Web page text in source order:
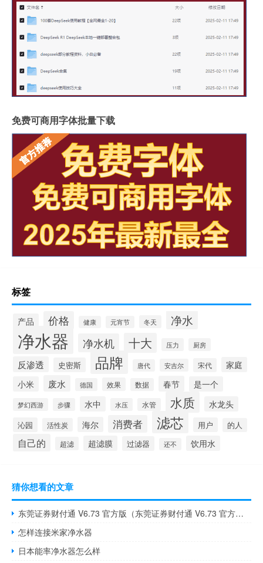
免费可商用字体批量下载
标签
产品 价格 健康 元宵节 冬天 净水
净水器 净水机 十大 压力 厨房
反渗透 史密斯 品牌 唐代 安吉尔 宋代
家庭
小米
废水 德国 效果 数据 春节 是一个
梦幻西游 步骤 水中 水压 水管 水质 水龙头
沁园 活性炭 海尔 消费者 滤芯 用户 的人
自己的 超滤 超滤膜 过滤器 还不 饮用水
猜你想看的文章
东莞证券财付通 V6.73 官方版（东莞证券财付通 V6.73 官方版功能简介）
怎样连接米家净水器
日本能率净水器怎么样